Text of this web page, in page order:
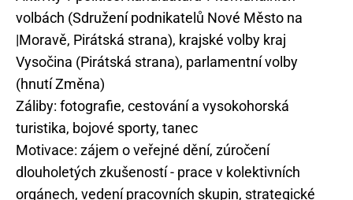
volbách (Sdružení podnikatelů Nové Město na
|Moravě, Pirátská strana), krajské volby kraj
Vysočina (Pirátská strana), parlamentní volby
(hnutí Změna)
Záliby: fotografie, cestování a vysokohorská
turistika, bojové sporty, tanec
Motivace: zájem o veřejné dění, zúročení
dlouholetých zkušeností - prace v kolektivních
orgánech, vedení pracovních skupin, strategické